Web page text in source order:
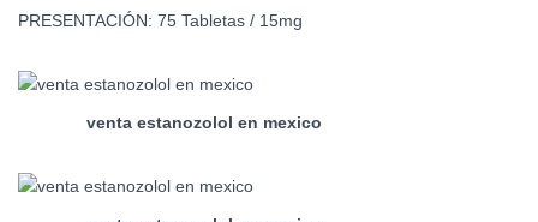
PRESENTACIÓN: 75 Tabletas / 15mg
venta estanozolol en mexico